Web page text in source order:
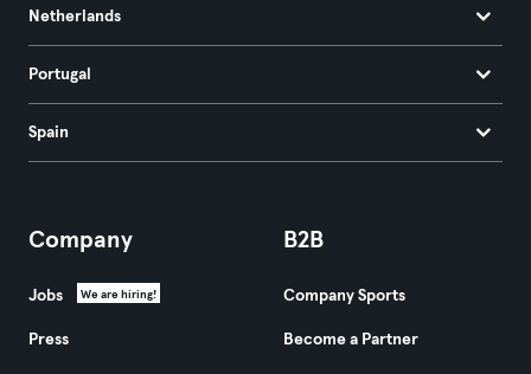
Netherlands
Portugal
Spain
Company
Jobs We are hiring!
Press
B2B
Company Sports
Become a Partner